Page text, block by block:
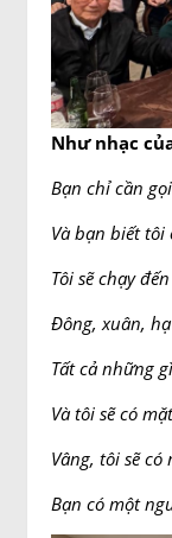
Như nhạc
Bạn chỉ cần
Và bạn biết tôi
Tôi sẽ chạy
Đông, xuân,
Tất cả những
Và tôi sẽ có mặt
Vâng, tôi sẽ có
Bạn có một